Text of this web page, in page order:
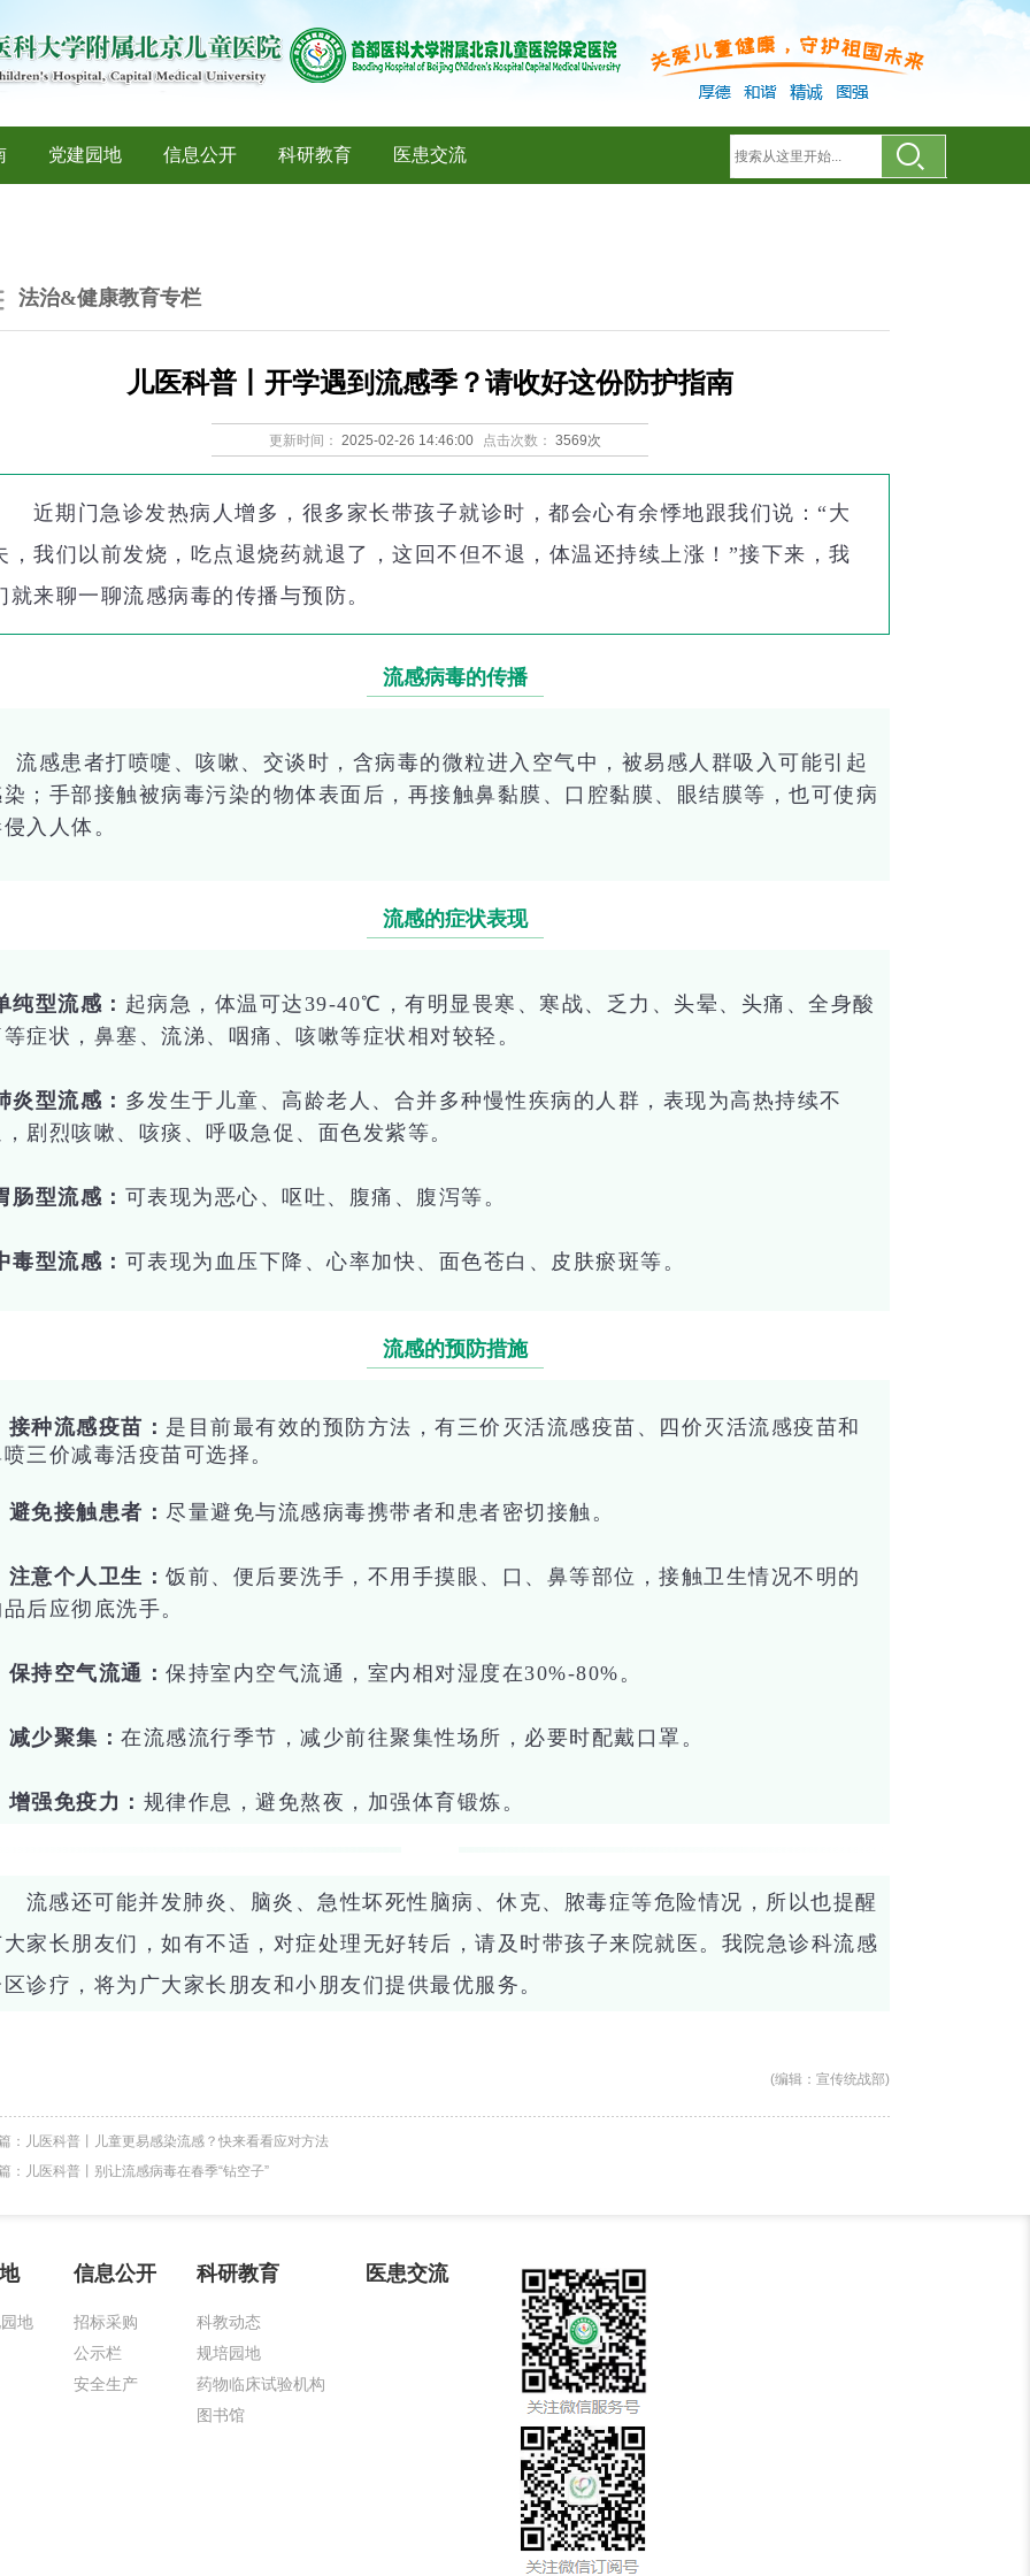
党建园地 信息公开 科研教育 医患交流
法治&健康教育专栏
儿医科普丨开学遇到流感季？请收好这份防护指南
更新时间： 2025-02-26 14:46:00 点击次数： 3569次
近期门急诊发热病人增多，很多家长带孩子就诊时，都会心有余悸地跟我们说：“大
，我们以前发烧，吃点退烧药就退了，这回不但不退，体温还持续上涨！”接下来，我
就来聊一聊流感病毒的传播与预防。
流感病毒的传播
流感患者打喷嚏、咳嗽、交谈时，含病毒的微粒进入空气中，被易感人群吸入可能引起
； 手部接触被病毒污染的物体表面后，再接触鼻黏膜、口腔黏膜、眼结膜等，也可使病
入人体。
流感的症状表现
纯型流感： 起病急，体温可达39-40℃，有明显畏寒、寒战、乏力、头晕、头痛、全身酸
症状，鼻塞、流涕、咽痛、咳嗽等症状相对较轻。
炎型流感： 多发生于儿童、高龄老人、合并多种慢性疾病的人群，表现为高热持续不
剧烈咳嗽、咳痰、呼吸急促、面色发紫等。
肠型流感： 可表现为恶心、呕吐、腹痛、腹泻等。
毒型流感： 可表现为血压下降、心率加快、面色苍白、皮肤瘀斑等。
流感的预防措施
接种流感疫苗： 是目前最有效的预防方法，有三价灭活流感疫苗、四价灭活流感疫苗和
三价减毒活疫苗可选择。
避免接触患者： 尽量避免与流感病毒携带者和患者密切接触。
注意个人卫生： 饭前、便后要洗手，不用手摸眼、口、鼻等部位，接触卫生情况不明的
后应彻底洗手。
保持空气流通： 保持室内空气流通，室内相对湿度在30%-80%。
减少聚集： 在流感流行季节，减少前往聚集性场所，必要时配戴口罩。
增强免疫力： 规律作息，避免熬夜，加强体育锻炼。
流感还可能并发肺炎、脑炎、急性坏死性脑病、休克、脓毒症等危险情况，所以也提醒
家长朋友们，如有不适，对症处理无好转后，请及时带孩子来院就医。我院急诊科流感
诊疗，将为广大家长朋友和小朋友们提供最优服务。
(编辑：宣传统战部)
： 儿医科普丨儿童更易感染流感？快来看看应对方法
： 儿医科普丨别让流感病毒在春季“钻空子”
地
信息公开
招标采购
公示栏
安全生产
科研教育
科教动态
规培园地
药物临床试验机构
图书馆
医患交流